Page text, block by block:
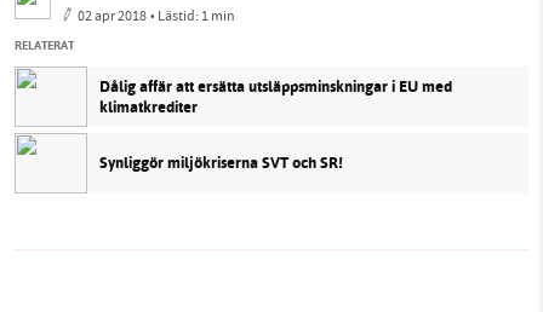
02 apr 2018• Lästid: 1 min
RELATERAT
Dålig affär att ersätta utsläppsminskningar i EU med
klimatkrediter
Synliggör miljökriserna SVT och SR!